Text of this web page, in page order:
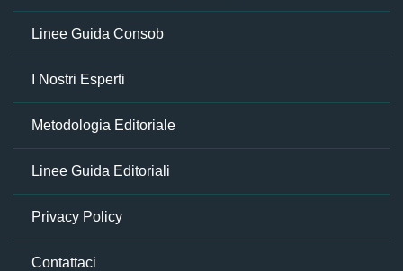
Linee Guida Consob
I Nostri Esperti
Metodologia Editoriale
Linee Guida Editoriali
Privacy Policy
Contattaci